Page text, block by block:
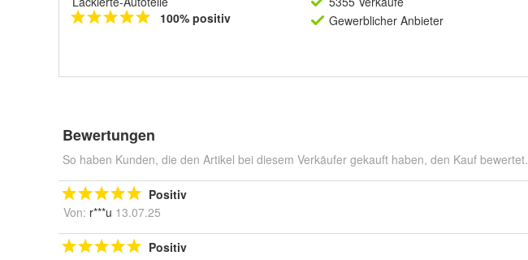
100% positiv
Gewerblicher Anbieter
Bewertungen
So haben Kunden, die den Artikel bei diesem Verkäufer gekauft haben, den Kauf bewertet.
Positiv
Von: r***u 13.07.25
Positiv